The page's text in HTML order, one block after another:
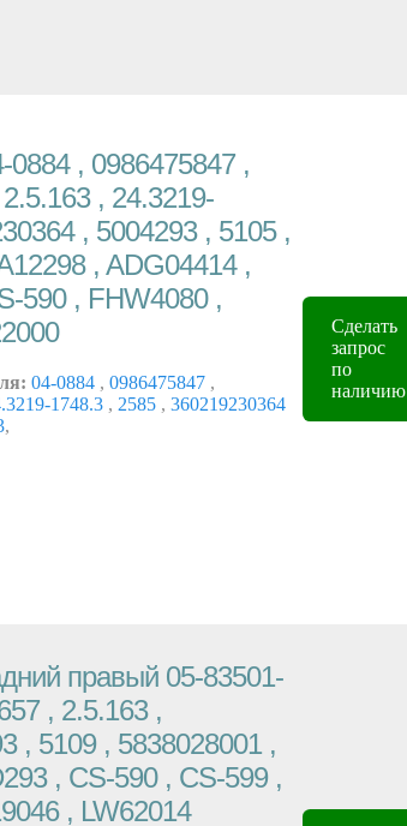
, 0986475847 ,
, 24.3219-
, 5004293 , 5105 ,
, ADG04414 ,
590 , FHW4080 ,
04-0884 , 0986475847 ,
1748.3 , 2585 , 360219230364
,
Сделать
запрос
по
наличию
правый 05-83501-
, 2.5.163 ,
, 5109 , 5838028001 ,
, CS-590 , CS-599 ,
, LW62014